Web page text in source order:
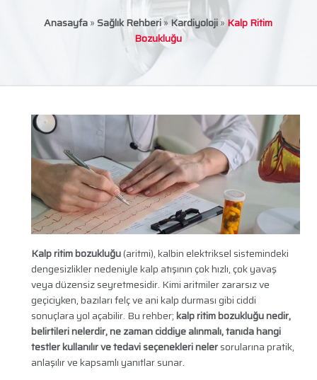
Anasayfa» Sağlık Rehberi»Kardiyoloji» Kalp Ritim
Bozukluğu
Kalp ritim bozukluğu(aritmi), kalbin elektriksel sistemindeki
dengesizlikler nedeniyle kalp atışının çok hızlı, çok yavaş
veya düzensiz seyretmesidir. Kimi aritmiler zararsız ve
geçiciyken, bazıları felç ve ani kalp durması gibi ciddi
sonuçlara yol açabilir. Bu rehber;kalp ritim bozukluğu nedir,
belirtileri nelerdir, ne zaman ciddiye alınmalı, tanıda hangi
testler kullanılır ve tedavi seçenekleri nelersorularına pratik,
anlaşılır ve kapsamlı yanıtlar sunar.